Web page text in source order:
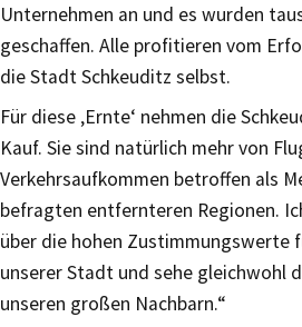
Unternehmen an und es wurden
geschaffen. Alle profitieren vom
die Stadt Schkeuditz selbst.
Für diese ‚Ernte‘ nehmen die
Kauf. Sie sind natürlich mehr von
Verkehrsaufkommen betroffen als
befragten entfernteren Regionen.
über die hohen Zustimmungswerte
unserer Stadt und sehe gleichwohl
unseren großen Nachbarn.“